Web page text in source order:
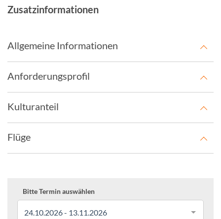
Zusatzinformationen
Allgemeine Informationen
Anforderungsprofil
Kulturanteil
Flüge
Bitte Termin auswählen
24.10.2026 - 13.11.2026